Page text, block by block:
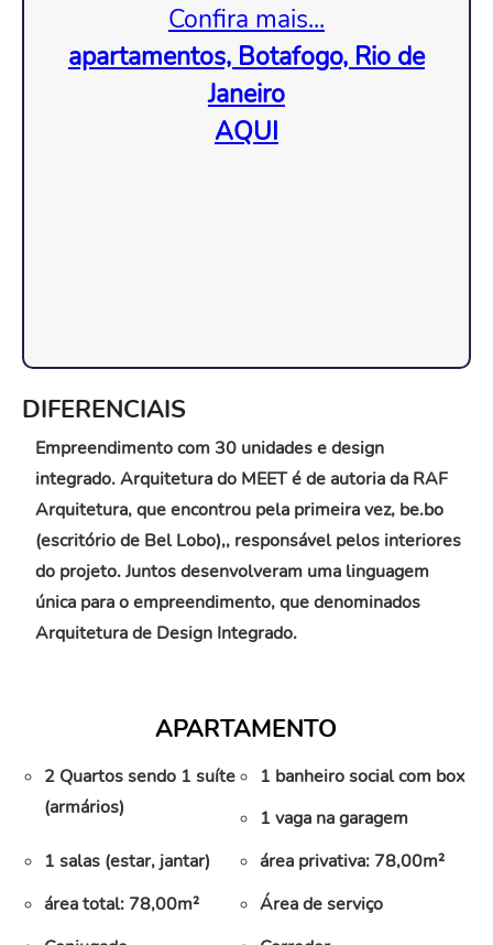
Confira mais...
apartamentos, Botafogo, Rio de
Janeiro
AQUI
DIFERENCIAIS
Empreendimento com 30 unidades e design
integrado. Arquitetura do MEET é de autoria da RAF
Arquitetura, que encontrou pela primeira vez, be.bo
(escritório de Bel Lobo),, responsável pelos interiores
do projeto. Juntos desenvolveram uma linguagem
única para o empreendimento, que denominados
Arquitetura de Design Integrado.
APARTAMENTO
2 Quartos sendo 1 suíte
(armários)
1 banheiro social com box
1 vaga na garagem
1 salas (estar, jantar)
área privativa: 78,00m²
área total: 78,00m²
Área de serviço